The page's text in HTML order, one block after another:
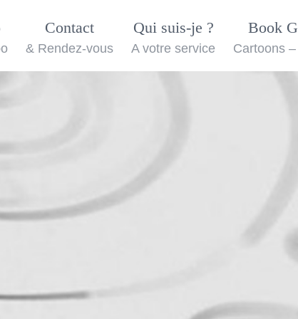
Contact
& Rendez-vous
Qui suis-je ?
A votre service
Book
Cartoons